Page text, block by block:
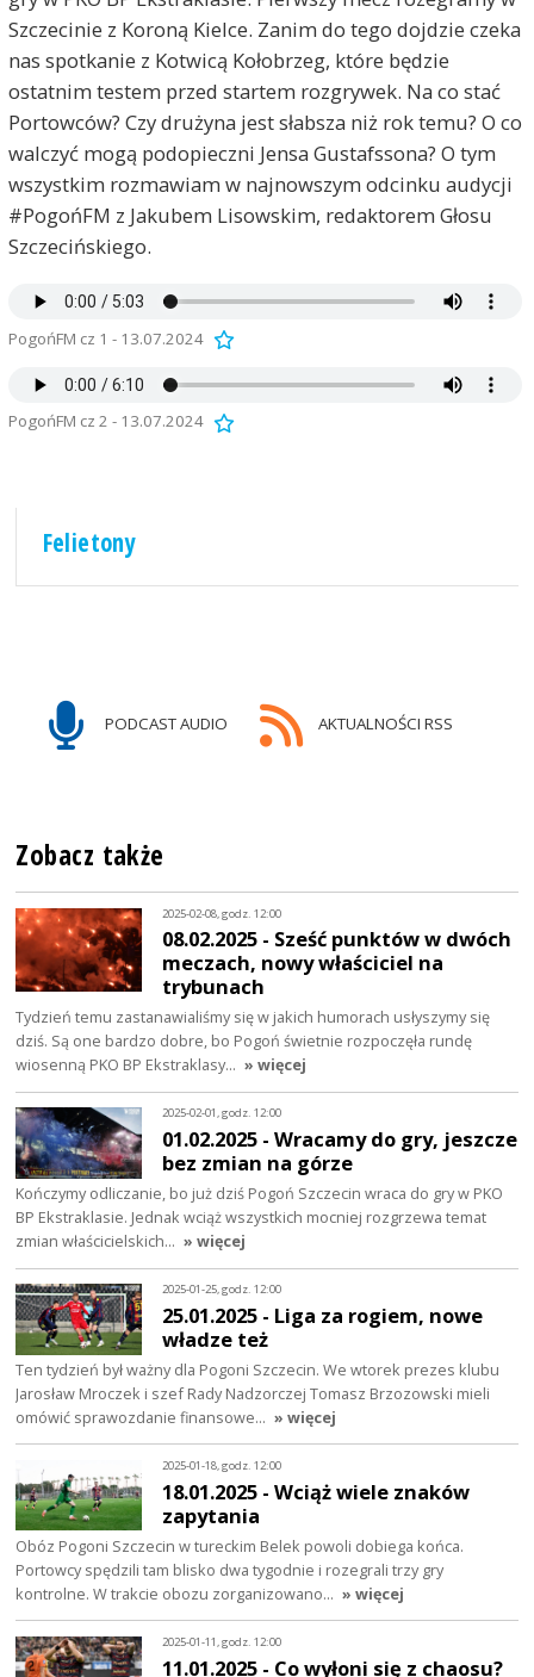
Szczecinie z Koroną Kielce. Zanim do tego dojdzie czeka
nas spotkanie z Kotwicą Kołobrzeg, które będzie
ostatnim testem przed startem rozgrywek. Na co stać
Portowców? Czy drużyna jest słabsza niż rok temu? O co
walczyć mogą podopieczni Jensa Gustafssona? O tym
wszystkim rozmawiam w najnowszym odcinku audycji
#PogońFM z Jakubem Lisowskim, redaktorem Głosu
Szczecińskiego.
PogońFM cz 1 - 13.07.2024
PogońFM cz 2 - 13.07.2024
Felietony
PODCAST AUDIO AKTUALNOŚCI RSS
Zobacz także
2025-02-08, godz. 12:00
08.02.2025 - Sześć punktów w dwóch
meczach, nowy właściciel na
trybunach
Tydzień temu zastanawialiśmy się w jakich humorach usłyszymy się
dziś. Są one bardzo dobre, bo Pogoń świetnie rozpoczęła rundę
wiosenną PKO BP Ekstraklasy… » więcej
2025-02-01, godz. 12:00
01.02.2025 - Wracamy do gry, jeszcze
bez zmian na górze
Kończymy odliczanie, bo już dziś Pogoń Szczecin wraca do gry w PKO
BP Ekstraklasie. Jednak wciąż wszystkich mocniej rozgrzewa temat
zmian właścicielskich… » więcej
2025-01-25, godz. 12:00
25.01.2025 - Liga za rogiem, nowe
władze też
Ten tydzień był ważny dla Pogoni Szczecin. We wtorek prezes klubu
Jarosław Mroczek i szef Rady Nadzorczej Tomasz Brzozowski mieli
omówić sprawozdanie finansowe… » więcej
2025-01-18, godz. 12:00
18.01.2025 - Wciąż wiele znaków
zapytania
Obóz Pogoni Szczecin w tureckim Belek powoli dobiega końca.
Portowcy spędzili tam blisko dwa tygodnie i rozegrali trzy gry
kontrolne. W trakcie obozu zorganizowano… » więcej
2025-01-11, godz. 12:00
11.01.2025 - Co wyłoni się z chaosu?